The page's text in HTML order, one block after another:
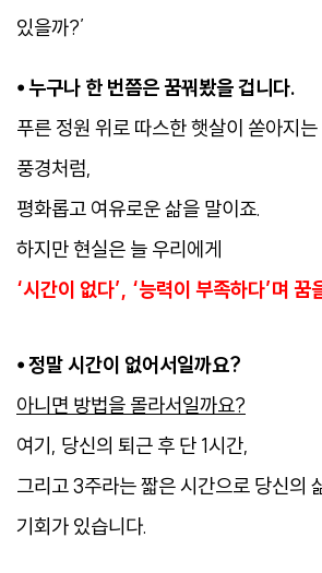
있을까?’
⦁ 누구나 한 번쯤은 꿈꿔봤을 겁니다.
푸른 정원 위로 따스한 햇살이 쏟아지
풍경처럼,
평화롭고 여유로운 삶을 말이죠.
하지만 현실은 늘 우리에게
‘시간이 없다’, ‘능력이 부족하다’며 꿈
⦁정말 시간이 없어서일까요?
아니면 방법을 몰라서일까요?
여기, 당신의 퇴근 후 단 1시간,
그리고 3주라는 짧은 시간으로 당신의
기회가 있습니다.